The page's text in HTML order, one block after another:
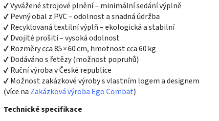
✔ Vyvážené strojové plnění – minimální sedání výplně
✔ Pevný obal z PVC – odolnost a snadná údržba
✔ Recyklovaná textilní výplň – ekologická a stabilní
✔ Dvojité prošití – vysoká odolnost
✔ Rozměry cca 85 × 60 cm, hmotnost cca 60 kg
✔ Dodáváno s řetězy (možnost popruhů)
✔ Ruční výroba v České republice
✔ Možnost zakázkové výroby s vlastním logem a designem
(více na Zakázková výroba Ego Combat)
Technické specifikace